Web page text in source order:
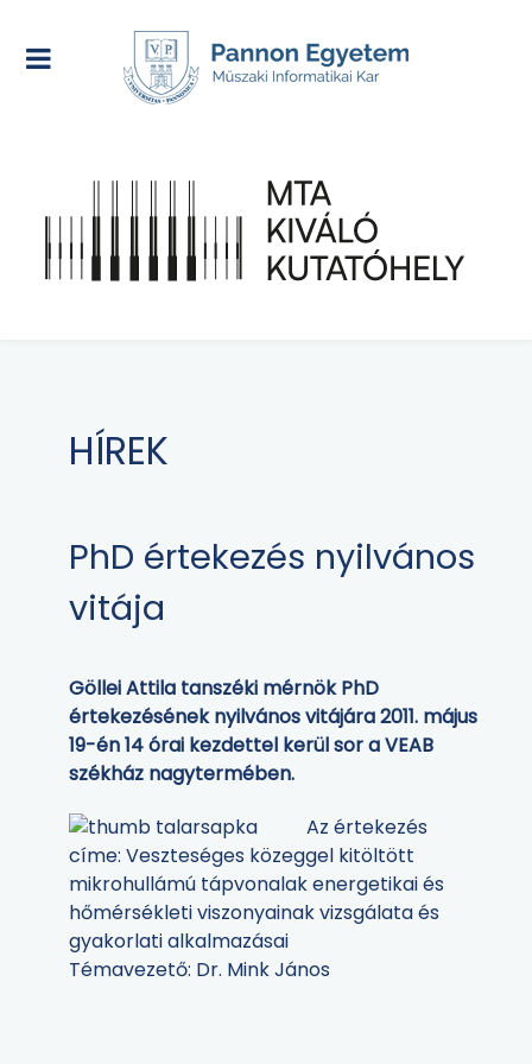
HÍREK
PhD értekezés nyilvános
vitája
Göllei Attila tanszéki mérnök PhD
értekezésének nyilvános vitájára 2011. május
19-én 14 órai kezdettel kerül sor a VEAB
székház nagytermében.
Az értekezés
címe: Veszteséges közeggel kitöltött
mikrohullámú tápvonalak energetikai és
hőmérsékleti viszonyainak vizsgálata és
gyakorlati alkalmazásai
Témavezető: Dr. Mink János